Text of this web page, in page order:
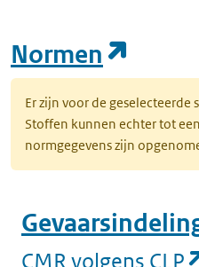
Normen
Er zijn voor de
Stoffen kunnen echter tot
normgegevens zijn
CMR volgens CLP